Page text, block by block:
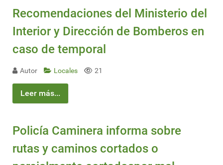
Recomendaciones del Ministerio del
Interior y Dirección de Bomberos en
caso de temporal
Autor Locales 21
Leer más...
Policía Caminera informa sobre
rutas y caminos cortados o